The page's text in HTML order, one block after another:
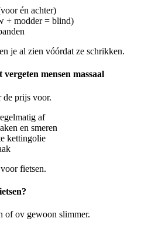
én achter)
+ modder = blind)
je al zien vóórdat ze schrikken.
mensen massaal
de prijs voor.
af
en smeren
kettingolie
fietsen.
of ov gewoon slimmer.